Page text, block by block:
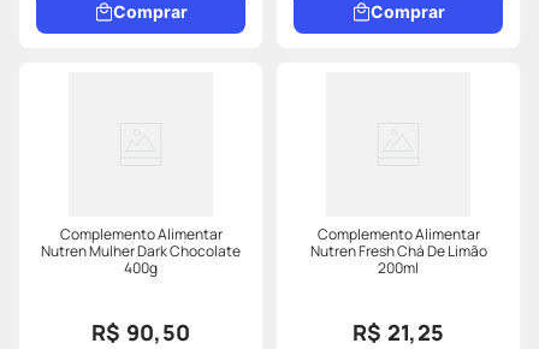
Comprar Comprar
Complemento Alimentar
Nutren Mulher Dark Chocolate
400g
R$ 90,50
Complemento Alimentar
Nutren Fresh Chá De Limão
200ml
R$ 21,25